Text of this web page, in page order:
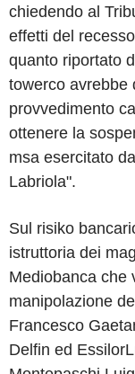
chiedendo al
effetti del
quanto riportato
towerco avrebbe
provvedimento
ottenere la
msa esercitato
Labriola".
Sul risiko
istruttoria dei
Mediobanca che
manipolazione
Francesco
Delfin ed